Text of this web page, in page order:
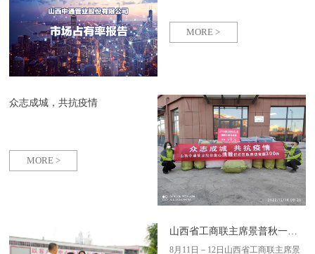
MORE >
众志成城，共抗疫情
MORE >
山西省工商联主席景普秋一行来司调研指导
8月11日－12日山西省工商联主席景